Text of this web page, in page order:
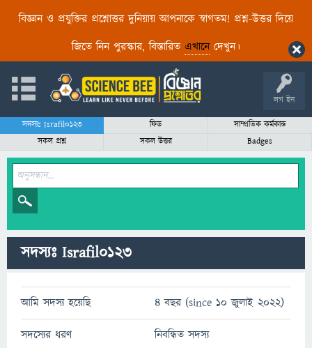
বিজ্ঞান ও প্রযুক্তির প্রশ্নোত্তর দুনিয়ায় আপনাকে স্বাগতম! প্রশ্ন-উত্তর দিয়ে
জিতে নিন পুরস্কার, বিস্তারিত এখানেদেখুন।
লগ ইন
সদস্যঃ Israfil0123 ফিড
সাম্প্রতিক কর্মকান্ড
সকল প্রশ্ন
সকল উত্তর Badges
সদস্যঃ Israfil0123
আমি সদস্য হয়েছি 4 বছর (since 10 জুলাই 2022)
সদস্যের ধরণ নিবন্ধিত সদস্য